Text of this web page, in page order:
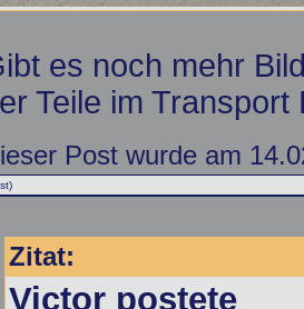
es noch mehr
Teile im Transport
Post wurde am
Zitat:
Victor postete